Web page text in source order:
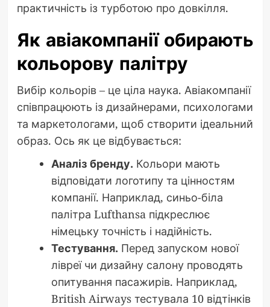
практичність із турботою про довкілля.
Як авіакомпанії обирають
кольорову палітру
Вибір кольорів – це ціла наука. Авіакомпанії
співпрацюють із дизайнерами, психологами
та маркетологами, щоб створити ідеальний
образ. Ось як це відбувається:
Аналіз бренду. Кольори мають
відповідати логотипу та цінностям
компанії. Наприклад, синьо-біла
палітра Lufthansa підкреслює
німецьку точність і надійність.
Тестування. Перед запуском нової
лівреї чи дизайну салону проводять
опитування пасажирів. Наприклад,
British Airways тестувала 10 відтінків